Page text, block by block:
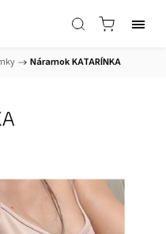
/ Náramok KATARÍNKA